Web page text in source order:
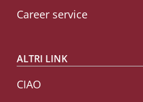
Career service
ALTRI LINK
CIAO